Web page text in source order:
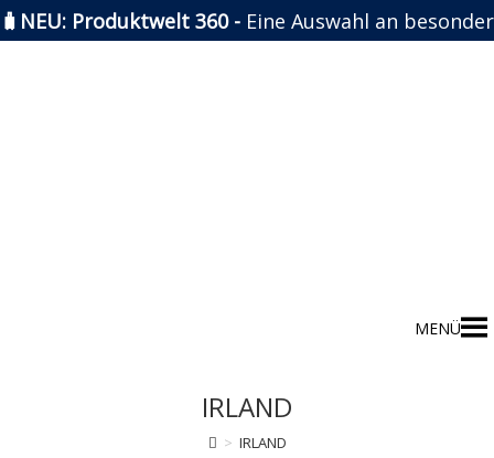
🧳NEU: Produktwelt 360 - Eine Auswahl an
MENÜ
IRLAND
> IRLAND